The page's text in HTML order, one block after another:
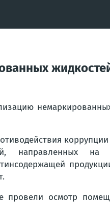
направленных
осмотр